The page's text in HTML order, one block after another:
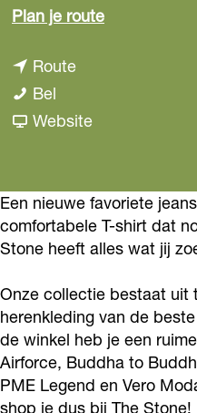
Plan je routen
S
t
o
n
e
Routen
a
h
e
S
o
n
e
Bel
h
t
o
n
e
Websitev
T
h
e
S
t
o
n
e
Een nieuwe favoriete
comfortabele T-shirt dat
Stone heeft alles wat jij
Onze collectie bestaat uit
herenkleding van de
de winkel heb je een
Airforce, Buddha to
PME Legend en Vero
shop je dus bij The Stone!